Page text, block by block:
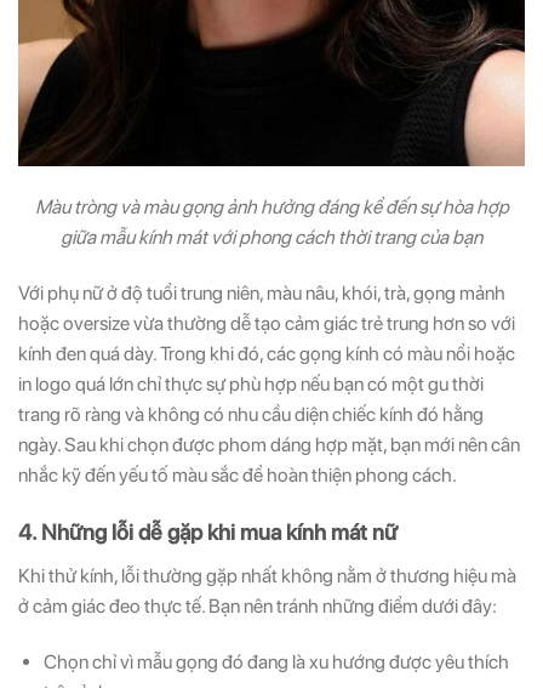
Màu tròng và màu gọng ảnh hưởng đáng kể đến sự hòa hợp
giữa mẫu kính mát với phong cách thời trang của bạn
Với phụ nữ ở độ tuổi trung niên, màu nâu, khói, trà, gọng mảnh
hoặc oversize vừa thường dễ tạo cảm giác trẻ trung hơn so với
kính đen quá dày. Trong khi đó, các gọng kính có màu nổi hoặc
in logo quá lớn chỉ thực sự phù hợp nếu bạn có một gu thời
trang rõ ràng và không có nhu cầu diện chiếc kính đó hằng
ngày. Sau khi chọn được phom dáng hợp mặt, bạn mới nên cân
nhắc kỹ đến yếu tố màu sắc để hoàn thiện phong cách.
4. Những lỗi dễ gặp khi mua kính mát nữ
Khi thử kính, lỗi thường gặp nhất không nằm ở thương hiệu mà
ở cảm giác đeo thực tế. Bạn nên tránh những điểm dưới đây:
Chọn chỉ vì mẫu gọng đó đang là xu hướng được yêu thích